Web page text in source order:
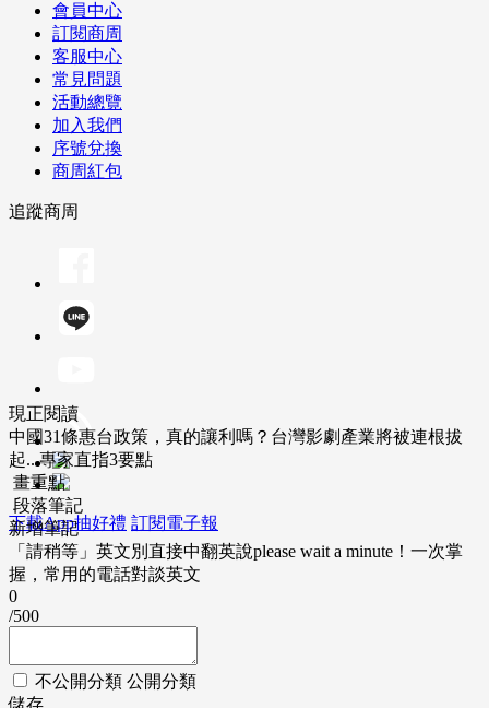
會員中心
訂閱商周
客服中心
常見問題
活動總覽
加入我們
序號兌換
商周紅包
追蹤商周
下載App抽好禮 訂閱電子報
現正閱讀
中國31條惠台政策，真的讓利嗎？台灣影劇產業將被連根拔
起...專家直指3要點
畫重點
段落筆記
新增筆記
「請稍等」英文別直接中翻英說please wait a minute！一次掌
握，常用的電話對談英文
0
/500
不公開分類 公開分類
儲存